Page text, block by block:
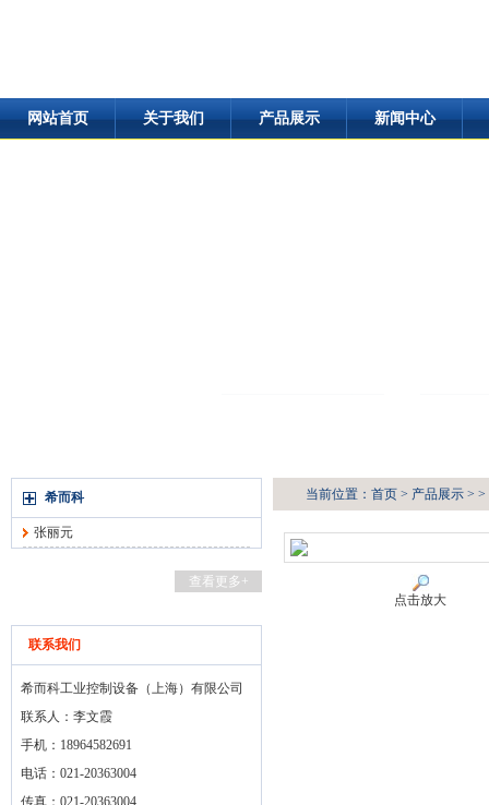
网站首页 关于我们 产品展示 新闻中心
希而科
张丽元
查看更多+
联系我们
希而科工业控制设备（上海）有限公司
联系人：李文霞
手机：18964582691
电话：021-20363004
传真：021-20363004
当前位置： 首页 > 产品展示 > >
点击放大